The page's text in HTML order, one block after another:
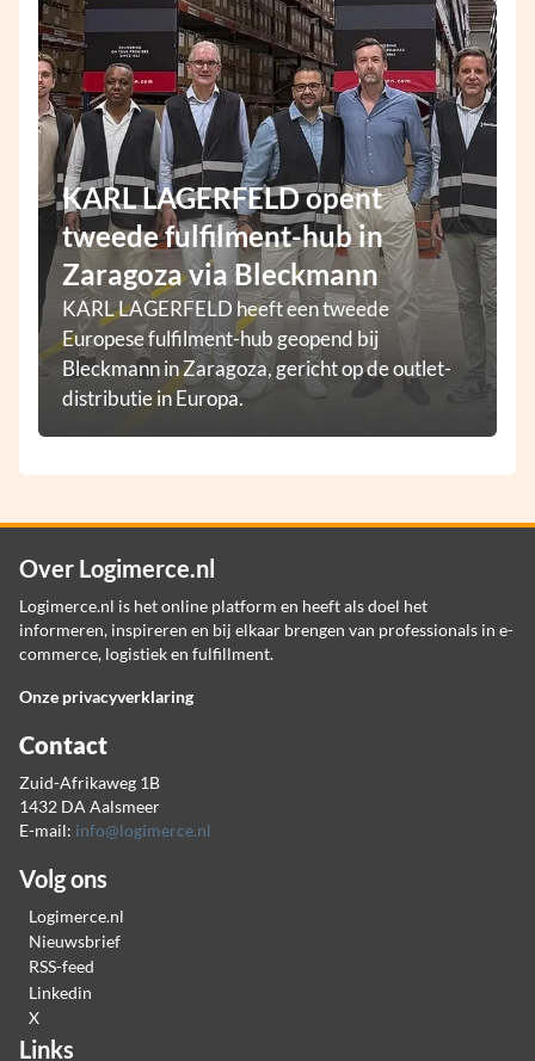
KARL LAGERFELD opent
tweede fulfilment-hub in
Zaragoza via Bleckmann
KARL LAGERFELD heeft een tweede
Europese fulfilment-hub geopend bij
Bleckmann in Zaragoza, gericht op de outlet-
distributie in Europa.
Over Logimerce.nl
Logimerce.nl is het online platform en heeft als doel het
informeren, inspireren en bij elkaar brengen van professionals in e-
commerce, logistiek en fulfillment.
Onze privacyverklaring
Contact
Zuid-Afrikaweg 1B
1432 DA Aalsmeer
E-mail: info@logimerce.nl
Volg ons
Logimerce.nl
Nieuwsbrief
RSS-feed
Linkedin
X
Links